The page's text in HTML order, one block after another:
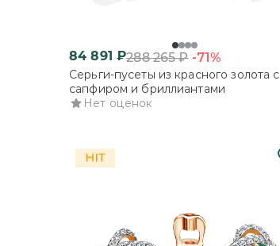
84 891 ₽288 265₽ -71%
Серьги-пусеты из красного золота с
сапфиром и бриллиантами
Нет оценок